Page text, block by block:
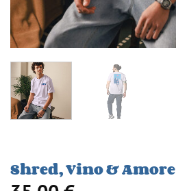
Shred, Vino & Amore